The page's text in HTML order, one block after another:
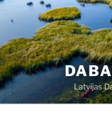
Doties
saturu
Latvijas